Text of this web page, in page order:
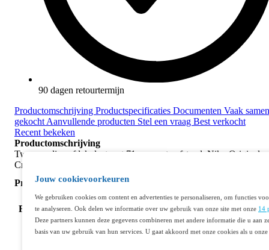
Jouw cookievoorkeuren
We gebruiken cookies om content en advertenties te personaliseren, om functies
te analyseren. Ook delen we informatie over uw gebruik van onze site met onze 14
Deze partners kunnen deze gegevens combineren met andere informatie die u aan
basis van uw gebruik van hun services. U gaat akkoord met onze cookies als u
90 dagen retourtermijn
Productomschrijving Productspecificaties Documenten Vaak samen
gekocht Aanvullende producten Stel een vraag Best verkocht
Recent bekeken
Productomschrijving
Tweevoudige afdekplaat met 71mm centerafstand, Niko Original
Cream.
Productspecificaties
Artikelnummer
401167883
Fabrikantnummer 5413736209626
EAN code
5413736209626
Merk
Niko